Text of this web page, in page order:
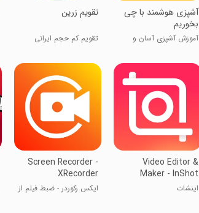
‏‏‏‏‏‏‏آشپزی هوشمند با چی
بخوریم
آموزش آشپزی آسان و
تقویم زرین
تقویم کم حجم ایرانی
Video Editor &
Maker - InShot
اینشات
Screen Recorder -
XRecorder
ایکس رکوردر - ضبط فیلم از